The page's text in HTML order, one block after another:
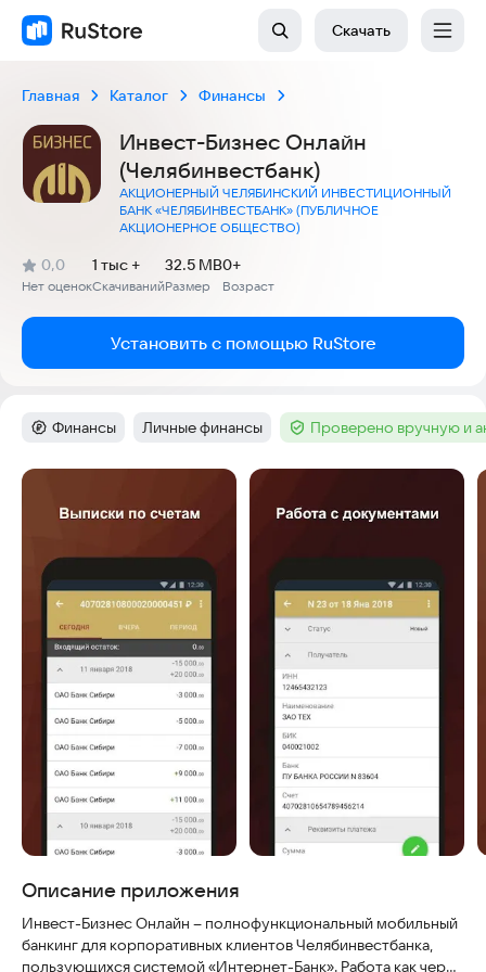
Скачать
Главная Каталог Финансы
Инвест-Бизнес Онлайн
(Челябинвестбанк)
АКЦИОНЕРНЫЙ ЧЕЛЯБИНСКИЙ ИНВЕСТИЦИОННЫЙ
БАНК «ЧЕЛЯБИНВЕСТБАНК» (ПУБЛИЧНОЕ
АКЦИОНЕРНОЕ ОБЩЕСТВО)
Рейтинг:
0,0
(
Нет оценок
)
Скачиваний
1 тыс +
Размер
32.5 MB
Возраст
0+
Установить с помощью RuStore
Категория:
Финансы Тег:
Личные финансы Тег :Проверено вручную и
Скриншоты
Описание приложения
Инвест-Бизнес Онлайн – полнофункциональный мобильный
банкинг для корпоративных клиентов Челябинвестбанка,
пользующихся системой «Интернет-Банк». Работа как через